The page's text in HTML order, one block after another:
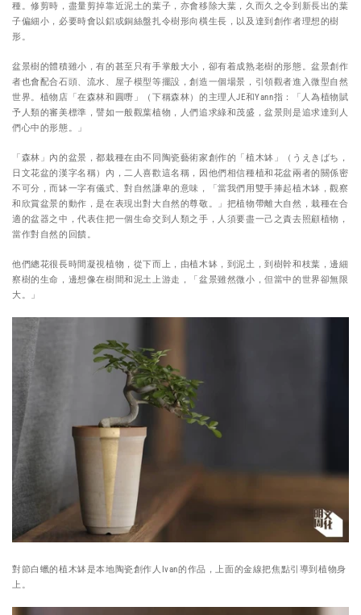
種。修剪時，盡量剪掉靠近泥土的葉子，亦會移除大葉，久而久之令到新長出的葉
子偏細小，必要時會以鋁或銅絲盤扎令樹形向橫生長，以及達到創作者理想的樹
形。
盆景樹的體積雖小，有的甚至只有手掌般大小，卻有着成熟老樹的形態。盆景創作
者也會配合石頭、流水、屋子模型等擺設，創造一個場景，引領觀者進入微型自然
世界。植物店「在森林和圓嘢」（下稱森林）的主理人JE和Yann指：「人為植物賦
予人類的審美標準，譬如一般觀葉植物，人們追求綠和茂盛，盆景則是追求達到人
們心中的形態。」
「森林」內的盆景，都栽種在由不同陶瓷藝術家創作的「植木缽」（うえきばち，
日文花盆的漢字名稱）內，二人喜歡這名稱，因他們相信種植和花盆兩者的關係密
不可分，而缽一字有儀式、對自然謙卑的意味，「當我們用雙手捧起植木缽，觀察
和欣賞盆景的動作，是在表現出對大自然的尊敬。」把植物帶離大自然，栽種在合
適的盆器之中，代表住把一個生命交到人類之手，人須要盡一己之責去照顧植物，
當作對自然的回饋。
他們總花很長時間凝視植物，從下而上，由植木缽，到泥土，到樹幹和枝葉，邊細
察樹的生命，邊想像在樹間和泥土上游走，「盆景雖然微小，但當中的世界卻無限
大。」
對節白蠟的植木缽是本地陶瓷創作人Ivan的作品，上面的金線把焦點引導到植物身
上。